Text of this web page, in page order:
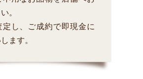
。
定し、ご成約で即現金に
ます。